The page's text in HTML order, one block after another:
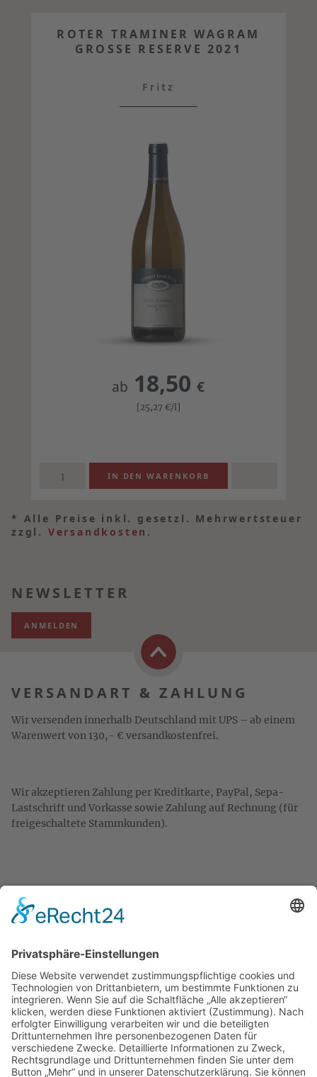
ROTER TRAMINER WAGRAM
GROSSE RESERVE 2021
Fritz
ab 18,50€
[25,27 €/l]
* Alle Preise inkl. gesetzl. Mehrwertsteuer
zzgl. Versandkosten .
NEWSLETTER
ANMELDEN
VERSANDART & ZAHLUNG
Wir versenden innerhalb Deutschland mit UPS – ab einem
Warenwert von 130,- € versandkostenfrei.
Wir akzeptieren Zahlung per Kreditkarte, PayPal, Sepa-
Lastschrift und Vorkasse sowie Zahlung auf Rechnung (für
freigeschaltete Stammkunden).
KONTAKT
Spezialitäten aus Österreich
Daimlerstr. 21
50859 Köln
Telefon: 02234 802701
Fax: 02234 986145
Abholung und Verkauf
im Lagerausschließlich
nach Termin­vereinbarung.